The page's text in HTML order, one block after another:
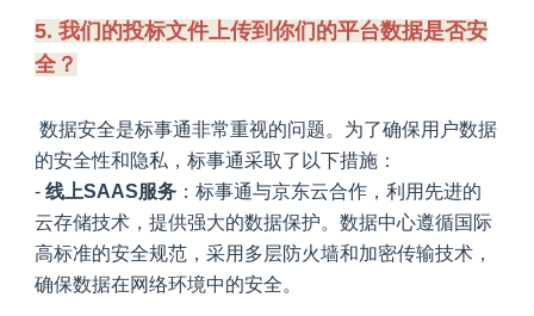
5. 我们的投标文件上传到你们的平台数据是否安
全？
数据安全是标事通非常重视的问题。为了确保用户数据
的安全性和隐私，标事通采取了以下措施：
- 线上SAAS服务：标事通与京东云合作，利用先进的
云存储技术，提供强大的数据保护。数据中心遵循国际
高标准的安全规范，采用多层防火墙和加密传输技术，
确保数据在网络环境中的安全。